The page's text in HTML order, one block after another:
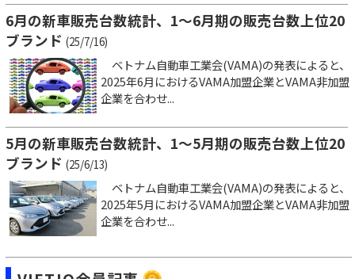
6月の新車販売台数統計、1～6月期の販売台数上位20
ブランド (25/7/16)
ベトナム自動車工業会(VAMA)の発表によると、
2025年6月におけるVAMA加盟企業とVAMA非加盟
企業を合わせ...
5月の新車販売台数統計、1～5月期の販売台数上位20
ブランド (25/6/13)
ベトナム自動車工業会(VAMA)の発表によると、
2025年5月におけるVAMA加盟企業とVAMA非加盟
企業を合わせ...